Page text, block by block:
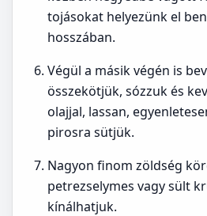
tojásokat helyezünk el
hosszában.
Végül a másik végén is
összekötjük, sózzuk és
olajjal, lassan,
pirosra sütjük.
Nagyon finom zöldség
petrezselymes vagy sült
kínálhatjuk.